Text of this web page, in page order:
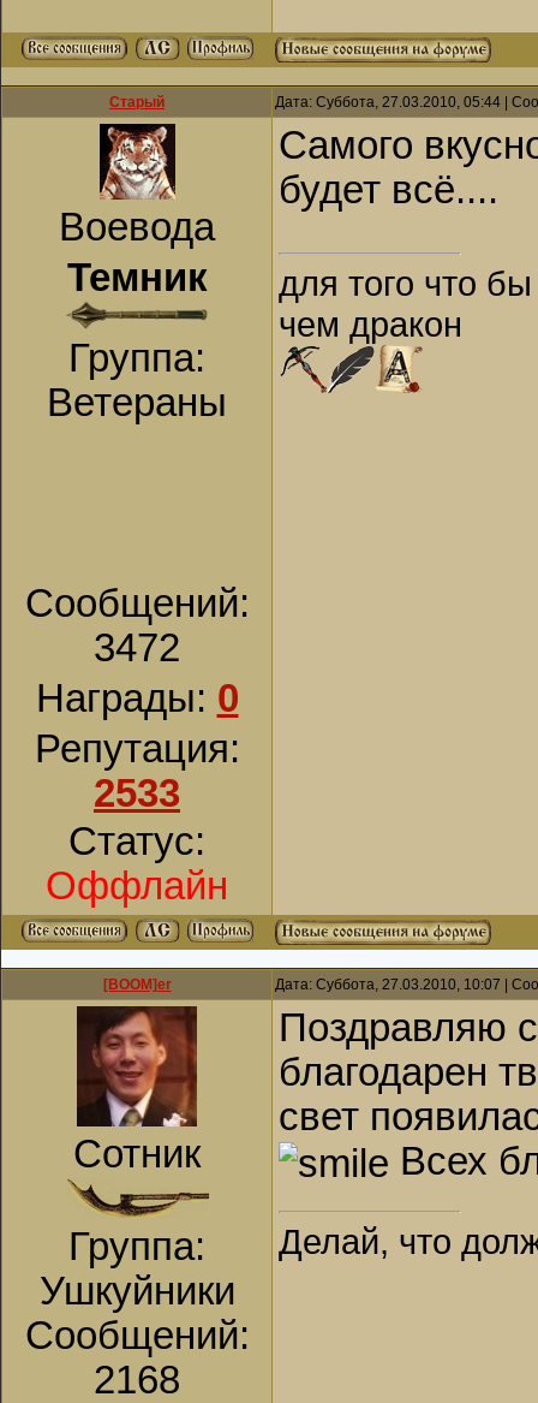
Старый Дата: Суббота, 27.03.2010, 05:44 |
Воевода
Темник
Группа:
Ветераны
Сообщений:
3472
Награды: 0
Репутация:
2533
Статус:
Оффлайн
Самого
будет всё....
для того что
чем дракон
[BOOM]er Дата: Суббота, 27.03.2010, 10:07 |
Сотник
Группа:
Ушкуйники
Сообщений:
2168
Поздравляю
благодарен
свет
Всех
Делай, что